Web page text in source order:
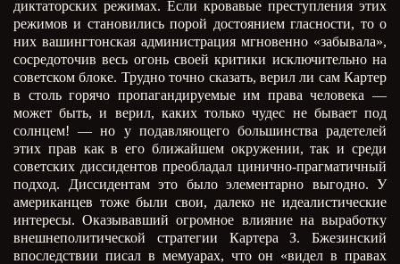
диктаторских режимах. Если кровавые преступления этих
режимов и становились порой достоянием гласности, то о
них вашингтонская администрация мгновенно «забывала»,
сосредоточив весь огонь своей критики исключительно на
советском блоке. Трудно точно сказать, верил ли сам Картер
в столь горячо пропагандируемые им права человека —
может быть, и верил, каких только чудес не бывает под
солнцем! — но у подавляющего большинства радетелей
этих прав как в его ближайшем окружении, так и среди
советских диссидентов преобладал цинично-прагматичный
подход. Диссидентам это было элементарно выгодно. У
американцев тоже были свои, далеко не идеалистические
интересы. Оказывавший огромное влияние на выработку
внешнеполитической стратегии Картера З. Бжезинский
впоследствии писал в мемуарах, что он «видел в правах